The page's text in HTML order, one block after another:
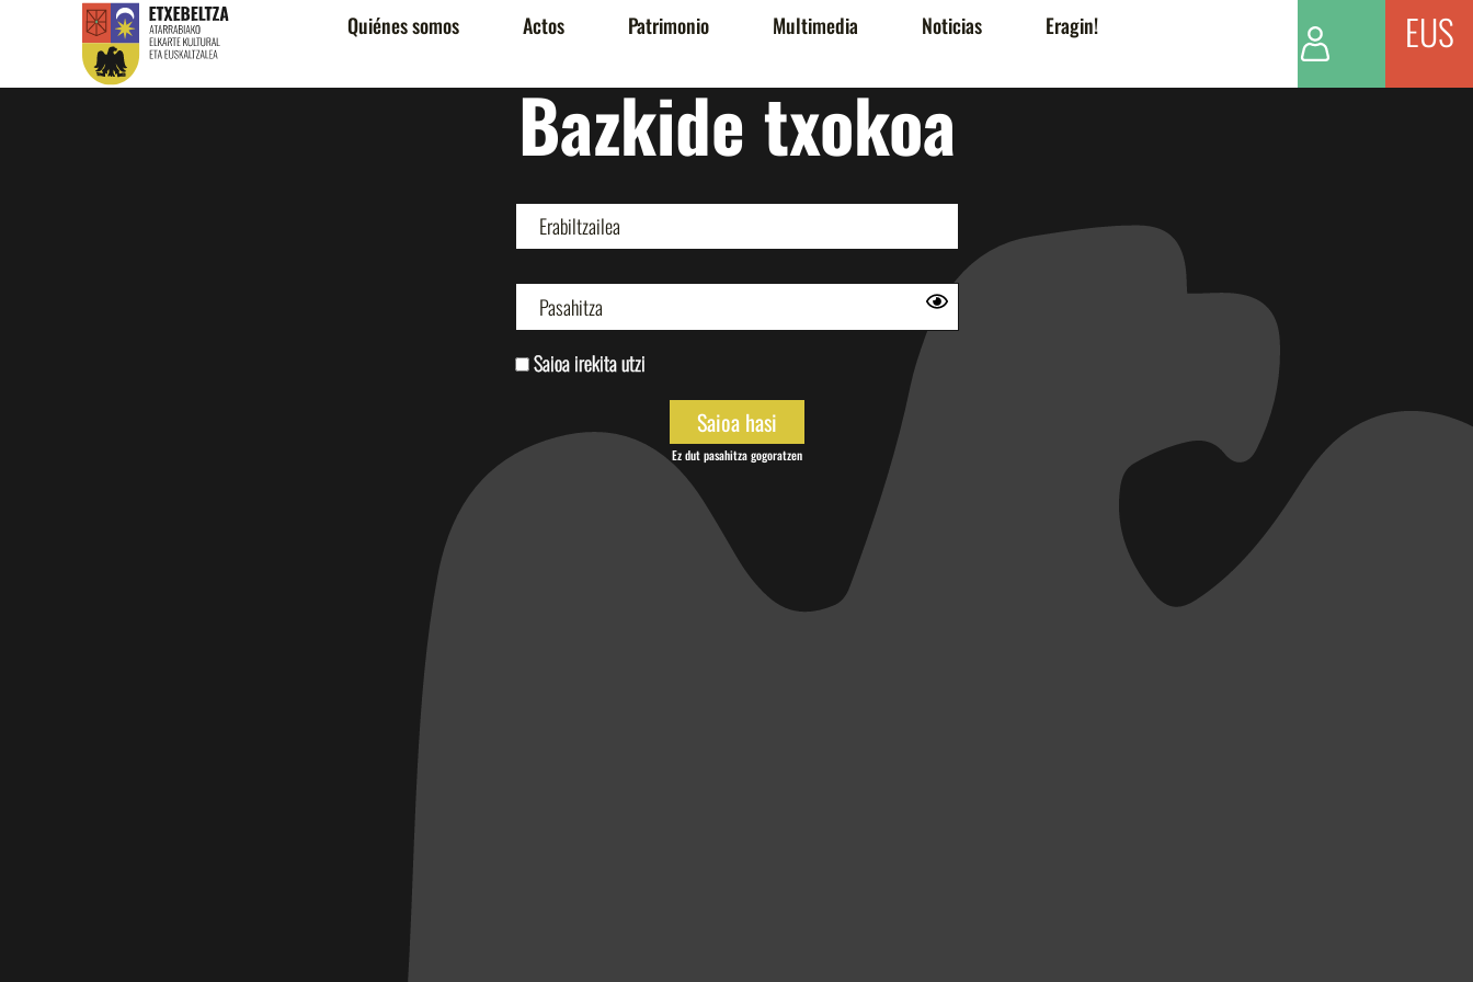
Quiénes somos Actos Patrimonio Multimedia Noticias Eragin! EUS
Bazkide txokoa
Saioa irekita utzi
Ez dut pasahitza gogoratzen